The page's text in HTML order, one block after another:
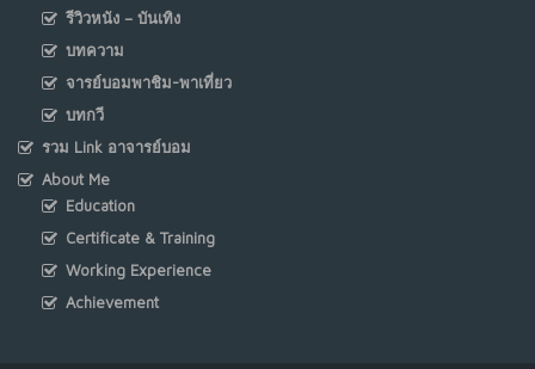
รีวิวหนัง – บันเทิง
บทความ
จารย์บอมพาชิม-พาเที่ยว
บทกวี
รวม Link อาจารย์บอม
About Me
Education
Certificate & Training
Working Experience
Achievement